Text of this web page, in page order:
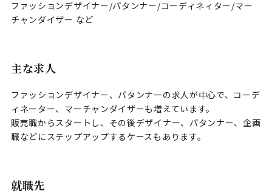
ファッションデザイナー/パタンナー/コーディネィター/マー
チャンダイザー など
主な求人
ファッションデザイナー、パタンナーの求人が中心で、コーデ
ィネーター、マーチャンダイザーも増えています。
販売職からスタートし、その後デザイナー、パタンナー、企画
職などにステップアップするケースもあります。
就職先